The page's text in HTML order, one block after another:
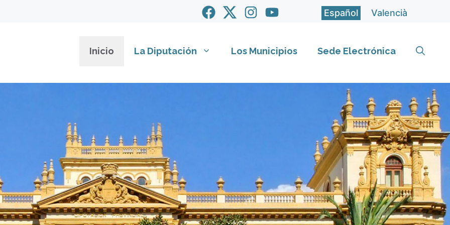
Español Valencià
Inicio La Diputación Los Municipios Sede Electrónica